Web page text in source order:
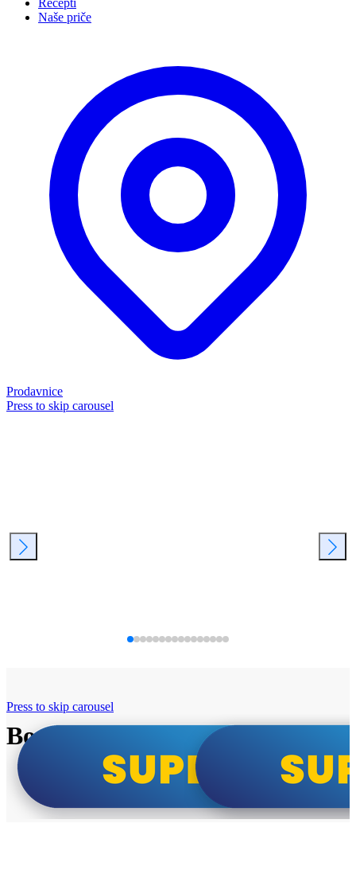
Recepti
Naše priče
Prodavnice
Press to skip carousel
Bosch super cene
Press to skip carousel